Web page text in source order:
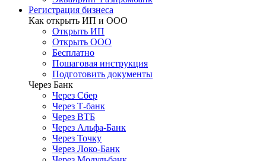
Регистрация бизнеса
Как открыть ИП и ООО
Открыть ИП
Открыть ООО
Бесплатно
Пошаговая инструкция
Подготовить документы
Через Банк
Через Сбер
Через Т-банк
Через ВТБ
Через Альфа-Банк
Через Точку
Через Локо-Банк